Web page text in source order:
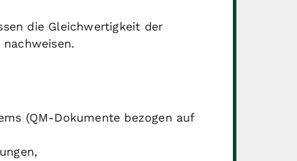
die Gleichwertigkeit der
(QM-Dokumente bezogen auf